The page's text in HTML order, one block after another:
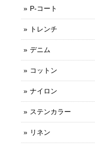
P-コート
トレンチ
デニム
コットン
ナイロン
ステンカラー
リネン